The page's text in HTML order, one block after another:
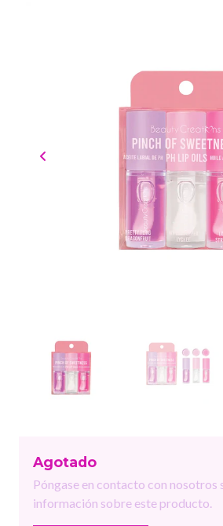
Agotado
Póngase en contacto con nosotros
información sobre este producto.